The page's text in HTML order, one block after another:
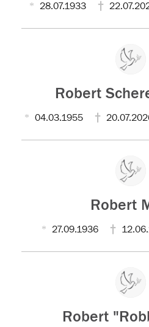
28.07.1933
Robert
04.03.1955
Robert
27.09.1936
Robert